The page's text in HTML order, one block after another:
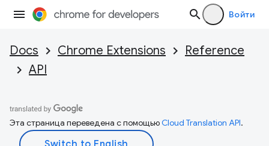
Войти
Docs Chrome Extensions
Reference
API
Эта страница переведена с помощьюCloud Translation API.